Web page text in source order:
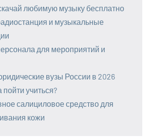
любимую музыку бесплатно
и музыкальные
для мероприятий и
вузы России в 2026
пойти учиться?
салициловое средство для
кожи